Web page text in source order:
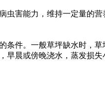
病虫害能力，维持一
一般草坪缺水时，草坪
或傍晚浇水，蒸发损失